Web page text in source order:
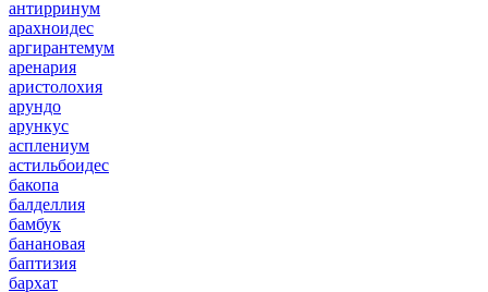
антирринум
арахноидес
аргирантемум
аренария
аристолохия
арундо
арункус
асплениум
астильбоидес
бакопа
балделлия
бамбук
банановая
баптизия
бархат